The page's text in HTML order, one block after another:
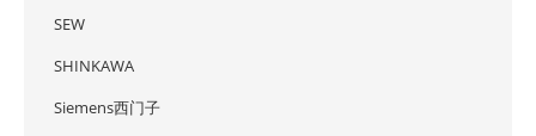
SEW
SHINKAWA
Siemens西门子